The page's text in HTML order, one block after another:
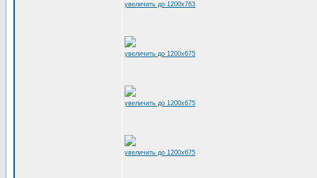
увеличить до 1200x763
увеличить до 1200x675
увеличить до 1200x675
увеличить до 1200x675